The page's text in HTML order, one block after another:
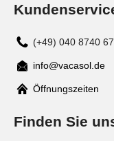
(+49) 040 8740
Mail
info@vacasol.de
Öffnungszeiten
Finden Sie